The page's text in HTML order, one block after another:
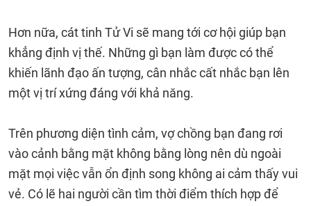
Hơn nữa, cát tinh Tử Vi sẽ mang tới cơ hội giúp bạn
khẳng định vị thế. Những gì bạn làm được có thể
khiến lãnh đạo ấn tượng, cân nhắc cất nhắc bạn lên
một vị trí xứng đáng với khả năng.
Trên phương diện tình cảm, vợ chồng bạn đang rơi
vào cảnh bằng mặt không bằng lòng nên dù ngoài
mặt mọi việc vẫn ổn định song không ai cảm thấy vui
vẻ. Có lẽ hai người cần tìm thời điểm thích hợp để